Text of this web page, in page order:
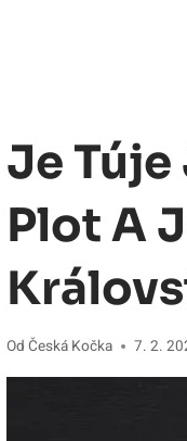
Je
Plot A
Od Česká Kočka 7. 2.